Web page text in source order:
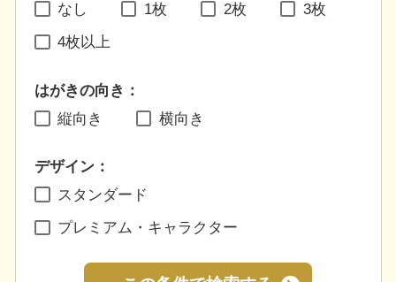
なし
1枚 2枚 3枚
4枚以上
はがきの向き：
縦向き
横向き
デザイン：
スタンダード
プレミアム・キャラクター